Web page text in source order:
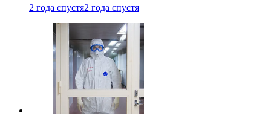
2 года спустя2 года спустя